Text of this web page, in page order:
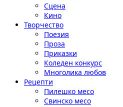
Сцена
Кино
Творчество
Поезия
Проза
Приказки
Коледен конкурс
Многолика любов
Рецепти
Пилешко месо
Свинско месо